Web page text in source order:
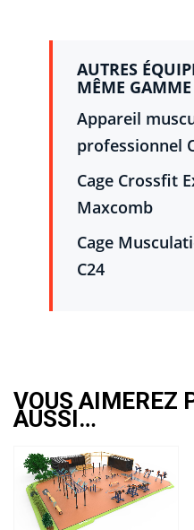
AUTRES
MÊME GAMME
Appareil
professionnel
Cage Crossfit
Maxcomb
Cage
C24
VOUS AIMEREZ
AUSSI…